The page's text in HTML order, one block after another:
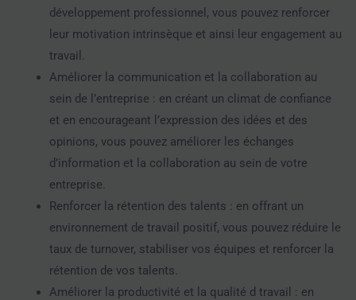
développement professionnel, vous pouvez renforcer
leur motivation intrinsèque et ainsi leur engagement au
travail.
Améliorer la communication et la collaboration au
sein de l’entreprise : en créant un climat de confiance
et en encourageant l’expression des idées et des
opinions, vous pouvez améliorer les échanges
d’information et la collaboration au sein de votre
entreprise.
Renforcer la rétention des talents : en offrant un
environnement de travail positif, vous pouvez réduire le
taux de turnover, stabiliser vos équipes et renforcer la
rétention de vos talents.
Améliorer la productivité et la qualité d travail : en